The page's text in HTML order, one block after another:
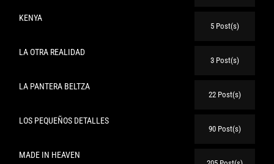
KENYA
5 Post(s)
LA OTRA REALIDAD
3 Post(s)
LA PANTERA BELTZA
22 Post(s)
LOS PEQUEÑOS DETALLES
90 Post(s)
MADE IN HEAVEN